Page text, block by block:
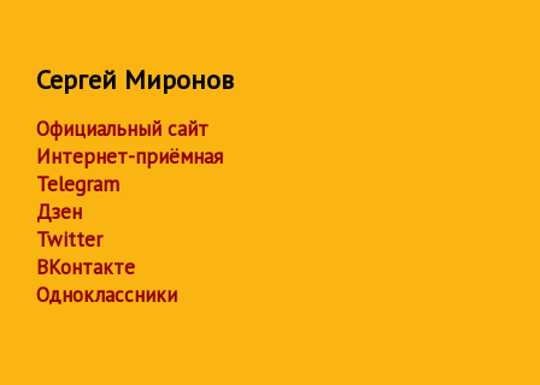
Сергей Миронов
Официальный сайт
Интернет-приёмная
Telegram
Дзен
Twitter
ВКонтакте
Одноклассники